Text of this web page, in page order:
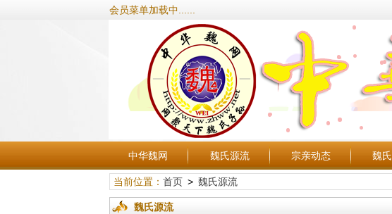
会员菜单加载中......
中华魏网 魏氏源流 宗亲动态 魏
当前位置： 首页> 魏氏源流
魏氏源流